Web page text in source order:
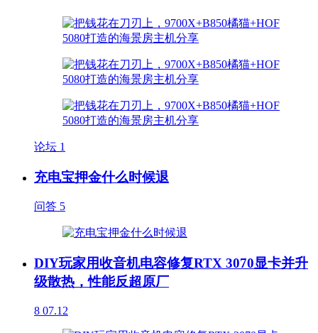
论坛 1
充电宝押金什么时候退
问答 5
DIY玩家用收音机电容修复RTX 3070显卡并升
级散热，性能反超原厂
8 07.12